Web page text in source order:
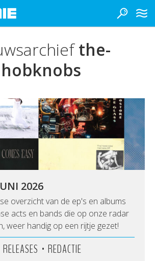
the-
hobknobs
2026
overzicht van de ep's en albums
acts en bands die op onze radar
weer handig op een rijtje gezet!
RELEASES • REDACTIE